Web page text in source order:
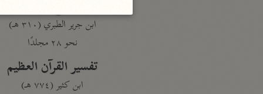
ابن جرير الطبري (٣١٠ هـ)
نحو ٢٨ مجلدًا
تفسير القرآن العظيم
ابن كثير (٧٧٤ هـ)